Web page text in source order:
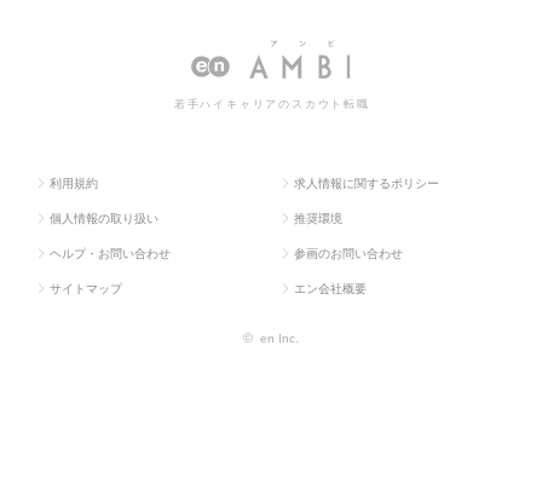
若手ハイキャリアのスカウト転職
利用規約 求人情報に関するポリシー
個人情報の取り扱い 推奨環境
ヘルプ・お問い合わせ 参画のお問い合わせ
サイトマップ エン会社概要
© en Inc.